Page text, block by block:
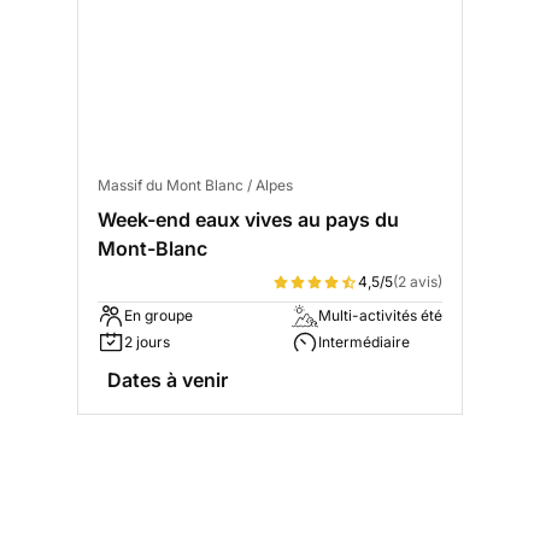
Massif du Mont Blanc / Alpes
Week-end eaux vives au pays du
Mont-Blanc
4,5/5(2 avis)
En groupe
2 jours
Multi-activités été
Intermédiaire
Dates à venir